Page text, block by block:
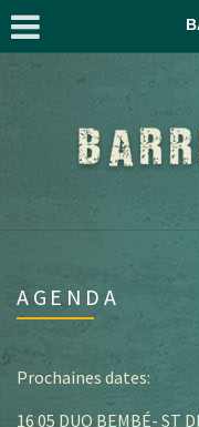
AGENDA
Prochaines dates:
16 05 DUO BEMBÉ- ST